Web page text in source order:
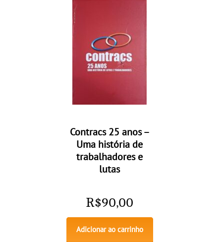
Contracs 25 anos –
Uma história de
trabalhadores e
lutas
R$90,00
Adicionar ao carrinho